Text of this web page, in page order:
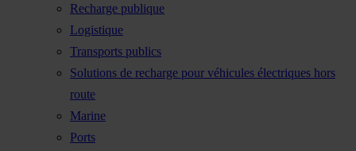
Recharge publique
Logistique
Transports publics
Solutions de recharge pour véhicules électriques hors
route
Marine
Ports